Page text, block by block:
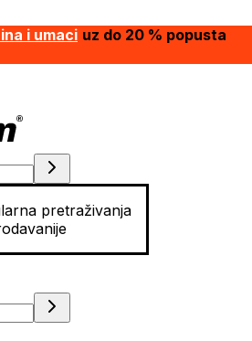
i umaci uz do 20 % popusta
pretraživanja